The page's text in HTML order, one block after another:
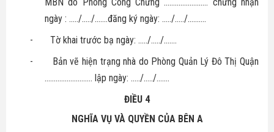
ngày : …../…../…….đăng ký ngày: …../…../……….
-
Tờ khai trước bạ ngày: …../…../…….
-
Bản vẽ hiện trạng nhà do Phòng Quản Lý Đô Thị Quận
……………….……. lập ngày: …../…../…….
ĐIỀU 4
NGHĨA VỤ VÀ QUYỀN CỦA BÊN A